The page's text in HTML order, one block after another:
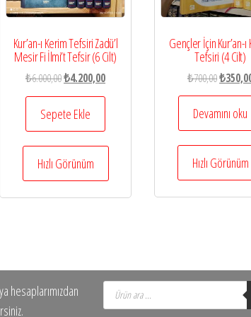
Kur’an-ı Kerim Tefsiri Zadü’l
Mesir Fi İlmi’t Tefsir (6 Cilt)
₺6.000,00Orijinal
fiyat:
₺6.000,00.
₺4.200,00Şu
andaki
₺4.200,00.
Sepete Ekle
Hızlı Görünüm
Gençler İçin Kur’an-
Tefsiri (4 Cilt)
₺700,00Orijinal
fiyat:
₺700,00.
₺
Devamını oku
Hızlı Görünüm
hesaplarımızdan
Products
search